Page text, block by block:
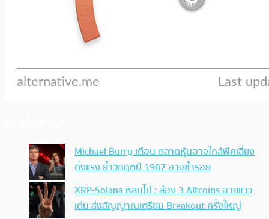
Michael Burry เตือน ตลาดหุ้นอาจใกล้พีคเสี่ยง
ดิ่งแรง ย้ำวิกฤตปี 1987 อาจซ้ำรอย
XRP-Solana หลบไป : ส่อง 3 Altcoins ฉายแวว
เด่น ส่งสัญญาณเตรียม Breakout ครั้งใหญ่